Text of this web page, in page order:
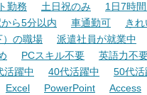
勤務 土日祝のみ 1日7時
ら5分以内 車通勤可 き
）の職場 派遣社員が就業中
PCスキル不要 英語力不
活躍中 40代活躍中 50代活
Excel PowerPoint Access